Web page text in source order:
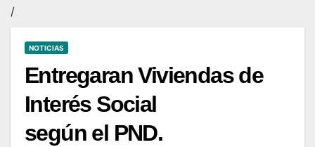
/
NOTICIAS
Entregaran Viviendas de
Interés Social
según el PND.